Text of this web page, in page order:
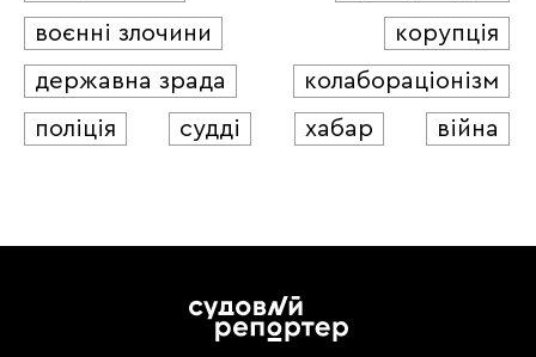
воєнні злочини
корупція
державна зрада
колабораціонізм
поліція
судді хабар війна